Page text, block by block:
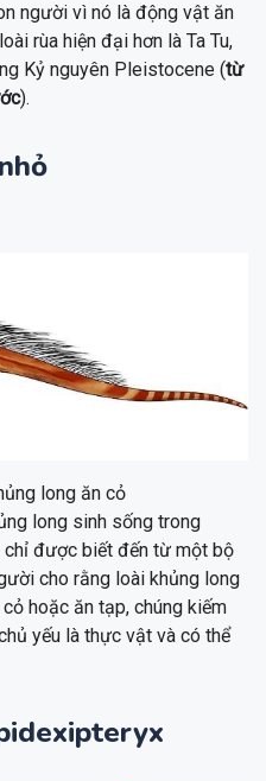
người vì nó là động vật ăn
rùa hiện đại hơn là Ta Tu,
Kỷ nguyên Pleistocene (từ
).
long ăn cỏ
long sinh sống trong
chỉ được biết đến từ một bộ
cho rằng loài khủng long
hoặc ăn tạp, chúng kiếm
yếu là thực vật và có thể